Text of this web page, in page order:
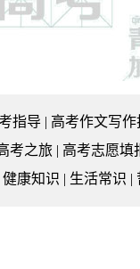
指导 | 高考作文写作
考之旅 | 高考志愿填
健康知识 | 生活常识 |